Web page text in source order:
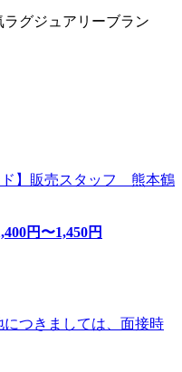
ラグジュアリーブラン
ド】販売スタッフ 熊本鶴
円〜1,450円
つきましては、面接時